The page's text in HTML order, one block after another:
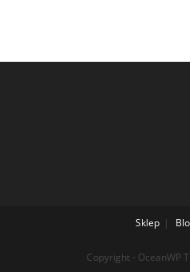
Sklep
Copyright - OceanWP